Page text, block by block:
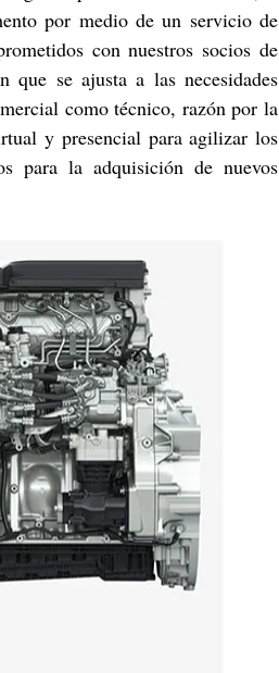
por medio de un servicio de
con nuestros socios de
se ajusta a las necesidades
como técnico, razón por la
y presencial para agilizar los
para la adquisición de nuevos